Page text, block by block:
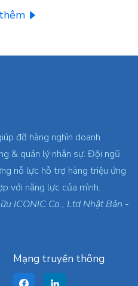
đỡ hàng nghìn doanh
& quản lý nhân sự. Đội ngũ
nỗ lực hỗ trợ hàng triệu ứng
với năng lực của mình.
ICONIC Co., Ltd Nhật Bản -
Mạng truyền thông